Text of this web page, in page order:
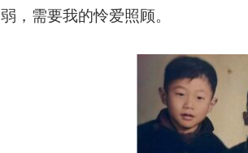
弱，需要我的怜爱照顾。